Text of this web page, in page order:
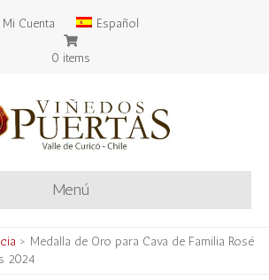
Mi Cuenta Español
0 items
Menú
> Medalla de Oro para Cava de Familia Rosé
2024